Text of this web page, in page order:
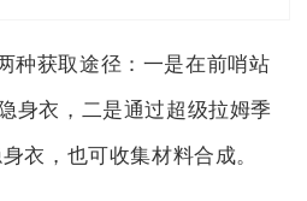
种获取途径：一是在前哨站
身衣，二是通过超级拉姆季
衣，也可收集材料合成。